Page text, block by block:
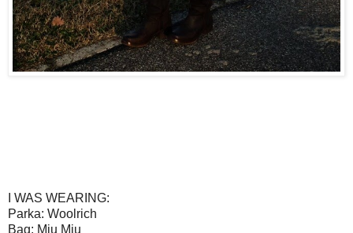
I WAS WEARING:
Parka: Woolrich
Bag: Miu Miu